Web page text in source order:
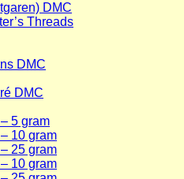
DMC
Threads
DMC
DMC
5 gram
10 gram
25 gram
10 gram